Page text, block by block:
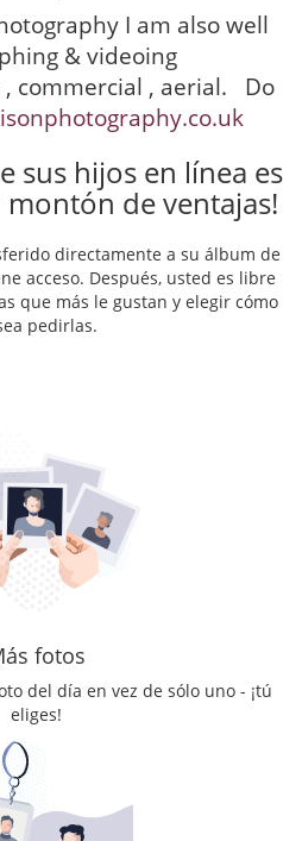
I am also well
& videoing
commercial , aerial. Do
sus hijos en línea es
de ventajas!
directamente a su álbum de
acceso. Después, usted es libre
que más le gustan y elegir cómo
pedirlas.
fotos
del día en vez de sólo uno - ¡tú
eliges!